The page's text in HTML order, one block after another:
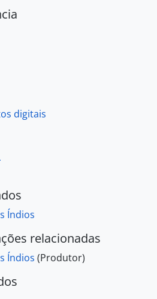
digitais
Índios
relacionadas
Índios (Produtor)